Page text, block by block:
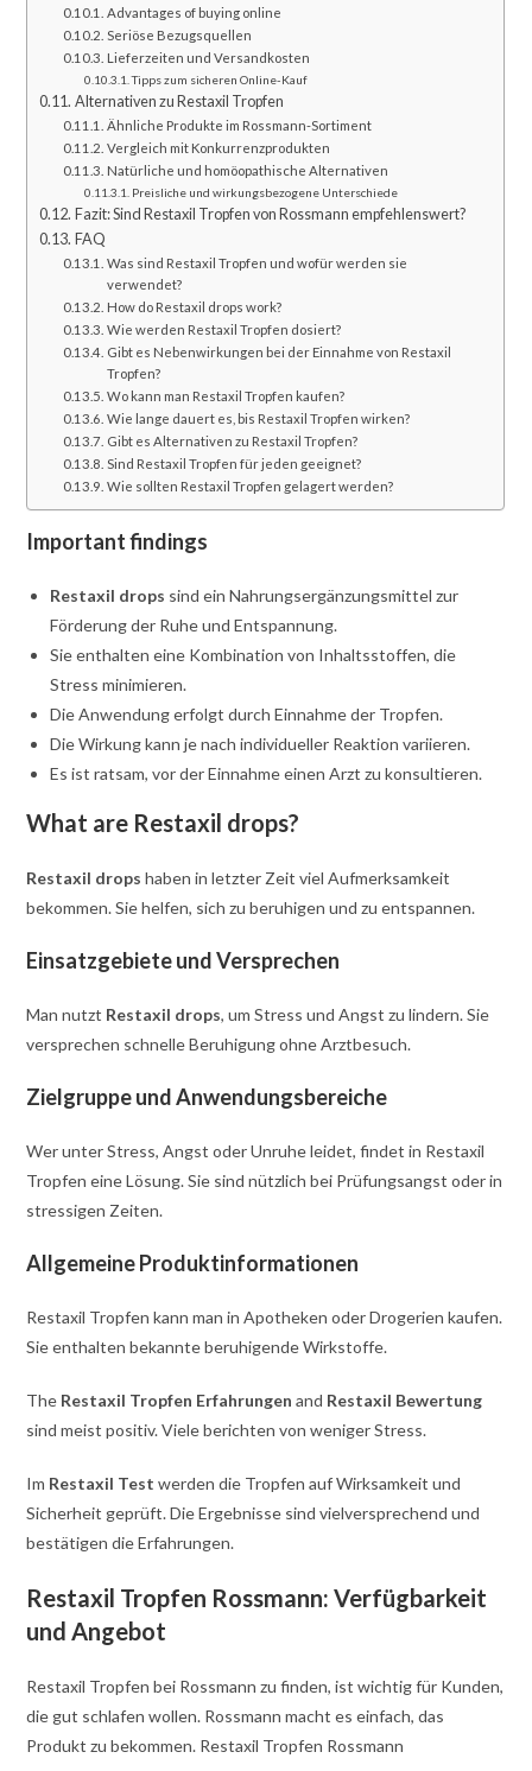
Advantages of buying online
Seriöse Bezugsquellen
Lieferzeiten und Versandkosten
Tipps zum sicheren Online-Kauf
Alternativen zu Restaxil Tropfen
Ähnliche Produkte im Rossmann-Sortiment
Vergleich mit Konkurrenzprodukten
Natürliche und homöopathische Alternativen
Preisliche und wirkungsbezogene Unterschiede
Fazit: Sind Restaxil Tropfen von Rossmann empfehlenswert?
FAQ
Was sind Restaxil Tropfen und wofür werden sie
verwendet?
How do Restaxil drops work?
Wie werden Restaxil Tropfen dosiert?
Gibt es Nebenwirkungen bei der Einnahme von Restaxil
Tropfen?
Wo kann man Restaxil Tropfen kaufen?
Wie lange dauert es, bis Restaxil Tropfen wirken?
Gibt es Alternativen zu Restaxil Tropfen?
Sind Restaxil Tropfen für jeden geeignet?
Wie sollten Restaxil Tropfen gelagert werden?
Important findings
Restaxil drops sind ein Nahrungsergänzungsmittel zur
Förderung der Ruhe und Entspannung.
Sie enthalten eine Kombination von Inhaltsstoffen, die
Stress minimieren.
Die Anwendung erfolgt durch Einnahme der Tropfen.
Die Wirkung kann je nach individueller Reaktion variieren.
Es ist ratsam, vor der Einnahme einen Arzt zu konsultieren.
What are Restaxil drops?
Restaxil drops haben in letzter Zeit viel Aufmerksamkeit
bekommen. Sie helfen, sich zu beruhigen und zu entspannen.
Einsatzgebiete und Versprechen
Man nutzt Restaxil drops, um Stress und Angst zu lindern. Sie
versprechen schnelle Beruhigung ohne Arztbesuch.
Zielgruppe und Anwendungsbereiche
Wer unter Stress, Angst oder Unruhe leidet, findet in Restaxil
Tropfen eine Lösung. Sie sind nützlich bei Prüfungsangst oder in
stressigen Zeiten.
Allgemeine Produktinformationen
Restaxil Tropfen kann man in Apotheken oder Drogerien kaufen.
Sie enthalten bekannte beruhigende Wirkstoffe.
The Restaxil Tropfen Erfahrungen and Restaxil Bewertung
sind meist positiv. Viele berichten von weniger Stress.
Im Restaxil Test werden die Tropfen auf Wirksamkeit und
Sicherheit geprüft. Die Ergebnisse sind vielversprechend und
bestätigen die Erfahrungen.
Restaxil Tropfen Rossmann: Verfügbarkeit
und Angebot
Restaxil Tropfen bei Rossmann zu finden, ist wichtig für Kunden,
die gut schlafen wollen. Rossmann macht es einfach, das
Produkt zu bekommen. Restaxil Tropfen Rossmann